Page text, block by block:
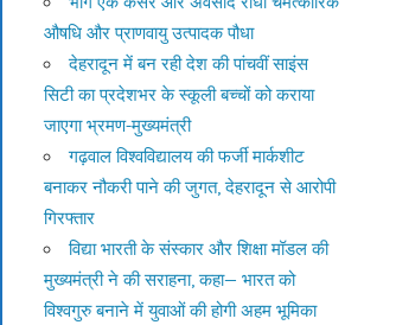
औषधि और प्राणवायु उत्पादक पौधा
देहरादून में बन रही देश की पांचवीं साइंस
सिटी का प्रदेशभर के स्कूली बच्चों को कराया
जाएगा भ्रमण-मुख्यमंत्री
गढ़वाल विश्वविद्यालय की फर्जी मार्कशीट
बनाकर नौकरी पाने की जुगत, देहरादून से आरोपी
गिरफ्तार
विद्या भारती के संस्कार और शिक्षा मॉडल की
मुख्यमंत्री ने की सराहना, कहा— भारत को
विश्वगुरु बनाने में युवाओं की होगी अहम भूमिका